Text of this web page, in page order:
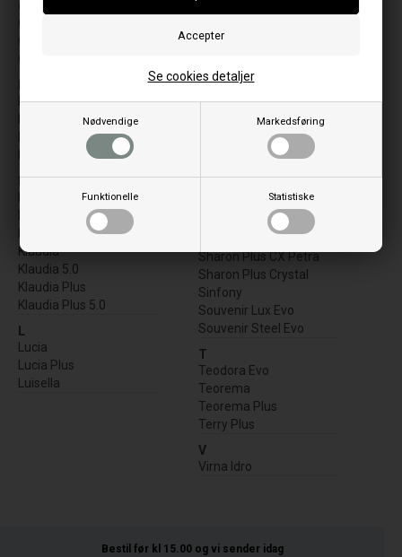
Nødvendige Markedsføring
Funktionelle Statistiske
Se cookies detaljer
G
Gabriella Plus
Giusy EVO Plus 2.0
Giusy Evo 2.0
Ilary
Iside Idro H15
Isidora Idro H16
Isidora Idro H20
K
Ketty Evo 2.0
Klaudia
Klaudia 5.0
Klaudia Plus
Klaudia Plus 5.0
L
Lucia
Lucia Plus
Luisella
Pamela
Pamela Crystal
Raffaella Idro H15
Rosanna Idro
Serafina Lux Evo
Sharon Plus CX Crystal
Sharon Plus CX Petra
Sharon Plus Crystal
Sinfony
Souvenir Lux Evo
Souvenir Steel Evo
T
Teodora Evo
Teorema
Teorema Plus
Terry Plus
V
Virna Idro
Bestil før kl 15.00 og vi sender idag